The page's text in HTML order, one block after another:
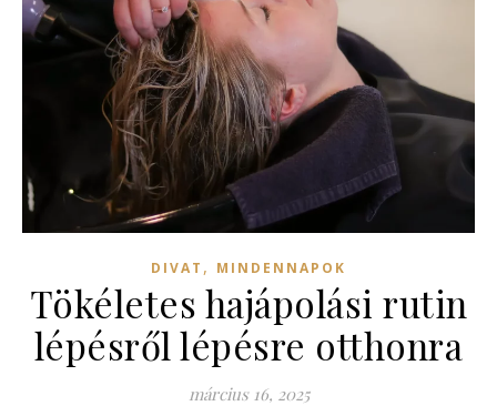
DIVAT , MINDENNAPOK
Tökéletes hajápolási rutin
lépésről lépésre otthonra
március 16, 2025